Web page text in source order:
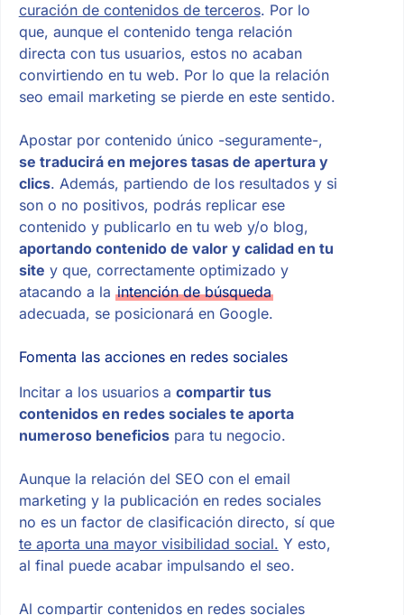
curación de contenidos de terceros. Por lo
que, aunque el contenido tenga relación
directa con tus usuarios, estos no acaban
convirtiendo en tu web. Por lo que la relación
seo email marketing se pierde en este sentido.
Apostar por contenido único -seguramente-,
se traducirá en mejores tasas de apertura y
clics. Además, partiendo de los resultados y si
son o no positivos, podrás replicar ese
contenido y publicarlo en tu web y/o blog,
aportando contenido de valor y calidad en tu
site y que, correctamente optimizado y
atacando a la intención de búsqueda
adecuada, se posicionará en Google.
Fomenta las acciones en redes sociales
Incitar a los usuarios a compartir tus
contenidos en redes sociales te aporta
numeroso beneficiospara tu negocio.
Aunque la relación del SEO con el email
marketing y la publicación en redes sociales
no es un factor de clasificación directo, sí que
te aporta una mayor visibilidad social. Y esto,
al final puede acabar impulsando el seo.
Al compartir contenidos en redes sociales